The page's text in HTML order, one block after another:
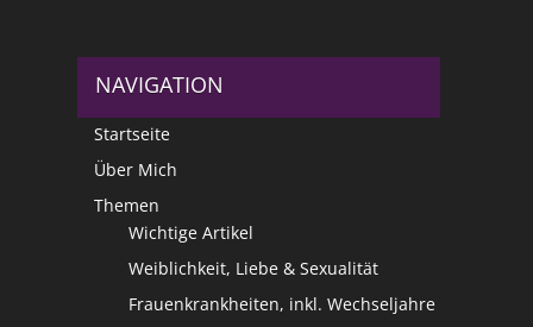
NAVIGATION
Startseite
Über Mich
Themen
Wichtige Artikel
Weiblichkeit, Liebe & Sexualität
Frauenkrankheiten, inkl. Wechseljahre